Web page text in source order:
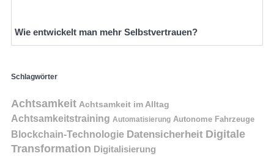
Wie entwickelt man mehr Selbstvertrauen?
Schlagwörter
Achtsamkeit Achtsamkeit im Alltag
Achtsamkeitstraining Automatisierung Autonome Fahrzeuge
Blockchain-Technologie Datensicherheit Digitale
Transformation Digitalisierung